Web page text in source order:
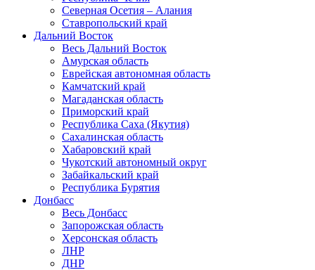
Северная Осетия – Алания
Ставропольский край
Дальний Восток
Весь Дальний Восток
Амурская область
Еврейская автономная область
Камчатский край
Магаданская область
Приморский край
Республика Саха (Якутия)
Сахалинская область
Хабаровский край
Чукотский автономный округ
Забайкальский край
Республика Бурятия
Донбасс
Весь Донбасс
Запорожская область
Херсонская область
ЛНР
ДНР